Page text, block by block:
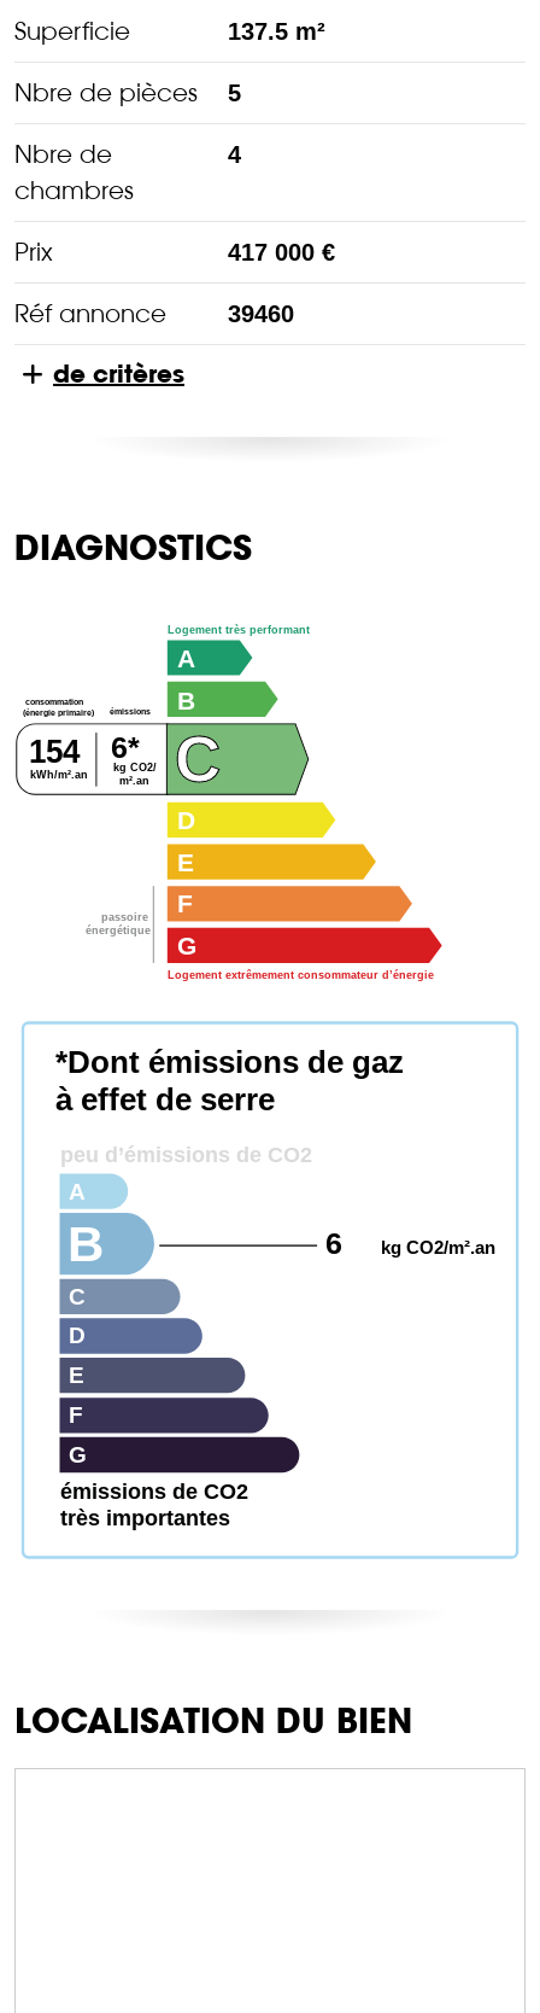
Superficie 137.5 m²
Nbre de pièces 5
Nbre de
chambres
4
Prix 417 000 €
Réf annonce 39460
de critères
DIAGNOSTICS
consommation
(énergie primaire)
émissions
kg CO2/
m².an
kWh/m².an
154 6*
passoire
énergétique
G
Logement extrêmement consommateur d’énergie
F
E
D
C
B
A
Logement très performant
émissions de CO2
très importantes
*Dont émissions de gaz
à effet de serre
peu d’émissions de CO2
G
F
E
D
C
B 6 kg CO2/m².an
A
LOCALISATION DU BIEN